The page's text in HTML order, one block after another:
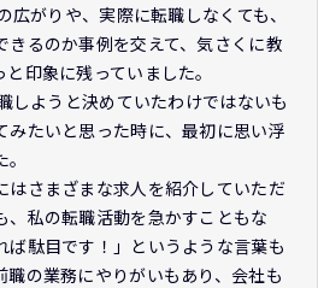
広がりや、実際に転職しなくても、
きるのか事例を交えて、気さくに教
印象に残っていました。
しようと決めていたわけではないも
みたいと思った時に、最初に思い浮
はさまざまな求人を紹介していただ
、私の転職活動を急かすこともな
ば駄目です！」というような言葉も
職の業務にやりがいもあり、会社も